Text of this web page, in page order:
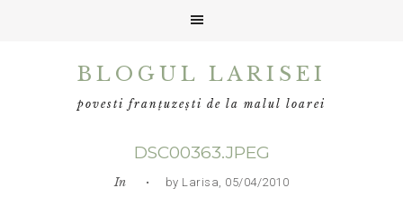
BLOGUL LARISEI
povesti franțuzești de la malul loarei
DSC00363.JPEG
In • by Larisa, 05/04/2010